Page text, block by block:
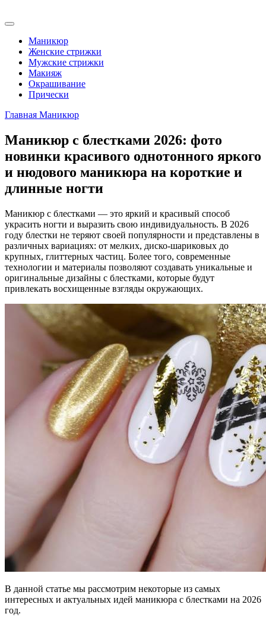
Маникюр
Женские стрижки
Мужские стрижки
Макияж
Окрашивание
Прически
Главная Маникюр
Маникюр с блестками 2026: фото
новинки красивого однотонного яркого
и нюдового маникюра на короткие и
длинные ногти
Маникюр с блестками — это яркий и красивый способ
украсить ногти и выразить свою индивидуальность. В 2026
году блестки не теряют своей популярности и представлены в
различных вариациях: от мелких, диско-шариковых до
крупных, глиттерных частиц. Более того, современные
технологии и материалы позволяют создавать уникальные и
оригинальные дизайны с блестками, которые будут
привлекать восхищенные взгляды окружающих.
В данной статье мы рассмотрим некоторые из самых
интересных и актуальных идей маникюра с блестками на 2026
год.